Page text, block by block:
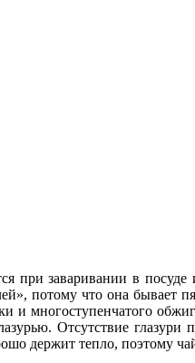
при заваривании в
потому что она бывает
и многоступенчатого
Отсутствие
держит тепло, поэтому